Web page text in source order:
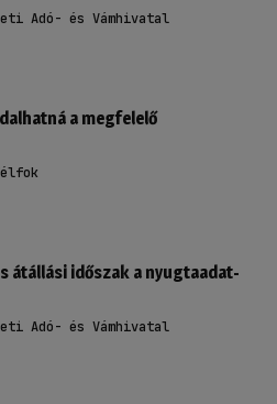
Adó- és Vámhivatal
a megfelelő
átállási időszak a nyugtaadat-
Adó- és Vámhivatal